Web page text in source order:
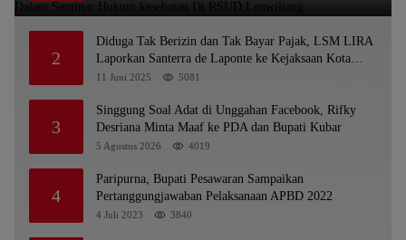
2
Diduga Tak Berizin dan Tak Bayar Pajak, LSM LIRA
Laporkan Santerra de Laponte ke Kejaksaan Kota
Batu
11 Juni 2025 5081
3
Singgung Soal Adat di Unggahan Facebook, Rifky
Desriana Minta Maaf ke PDA dan Bupati Kubar
5 Agustus 2026 4019
4
Paripurna, Bupati Pesawaran Sampaikan
Pertanggungjawaban Pelaksanaan APBD 2022
4 Juli 2023 3840